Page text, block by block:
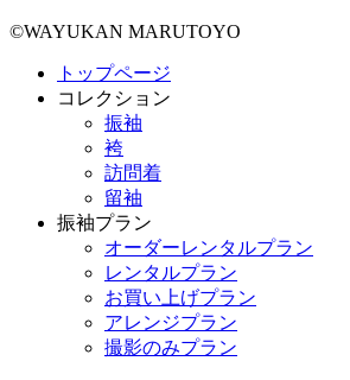
©WAYUKAN MARUTOYO
トップページ
コレクション
振袖
袴
訪問着
留袖
振袖プラン
オーダーレンタルプラン
レンタルプラン
お買い上げプラン
アレンジプラン
撮影のみプラン